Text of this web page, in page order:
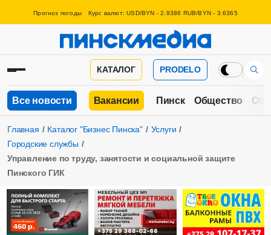
Прогноз погоды Курс валют: USD/BYN - 2.9386 RUB/BYN - 3.6365
КАТАЛОГ PRODELO
Все новости Вакансии Пинск Общество
Главная Каталог "Бизнес Пинска"
Услуги
Городские службы
Управление по труду, занятости и социальной защите
Пинского ГИК